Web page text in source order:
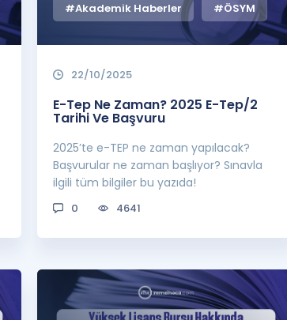
#Akademik Haberler #ÖSYM
22/10/2025
E-Tep Ne Zaman? 2025 E-Tep/2
Tarihi Ve Başvuru
2025’te e-TEP ne zaman yapılacak?
Başvurular ne zaman başlıyor? Sınavla
ilgili tüm bilgiler bu yazıda!
0 4641